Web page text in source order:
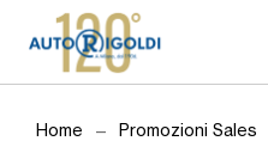
Home Promozioni Sales